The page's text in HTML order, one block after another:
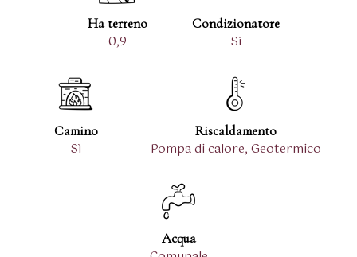
Ha terreno
0,9
Condizionatore
Sì
Camino
Sì
Riscaldamento
Pompa di calore, Geotermico
Acqua